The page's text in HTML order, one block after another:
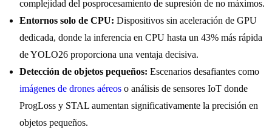
complejidad del posprocesamiento de supresión de no máximos.
Entornos solo de CPU: Dispositivos sin aceleración de GPU
dedicada, donde la inferencia en CPU hasta un 43% más rápida
de YOLO26 proporciona una ventaja decisiva.
Detección de objetos pequeños: Escenarios desafiantes como
imágenes de drones aéreos o análisis de sensores IoT donde
ProgLoss y STAL aumentan significativamente la precisión en
objetos pequeños.